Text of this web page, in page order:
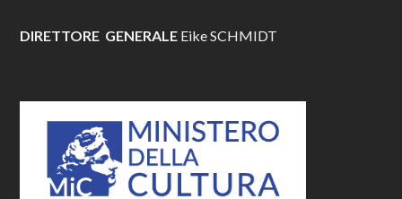
DIRETTORE GENERALE Eike SCHMIDT